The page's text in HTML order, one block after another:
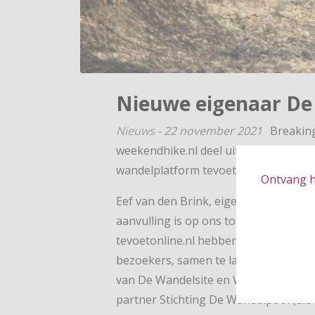
Ontvang
Nieuwe eigenaar
Nieuws -22 november 2021
weekendhike.nl deel uit van
wandelplatform tevoetonline.nl.
Eef van den Brink, eigenaar van de
aanvulling is op ons totale aanbod.
tevoetonline.nl hebben we vanaf
bezoekers, samen te laten wandelen
van De Wandelsite en Weekendhike
partner Stichting De Wandelpool